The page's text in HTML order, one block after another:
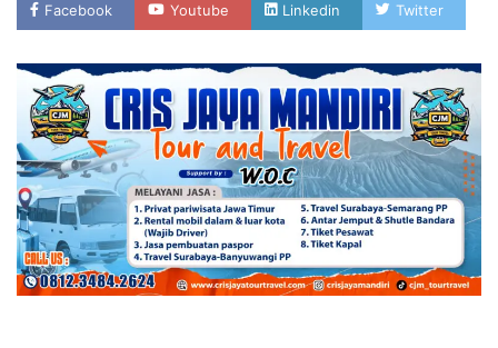
Facebook Youtube Linkedin Twitter